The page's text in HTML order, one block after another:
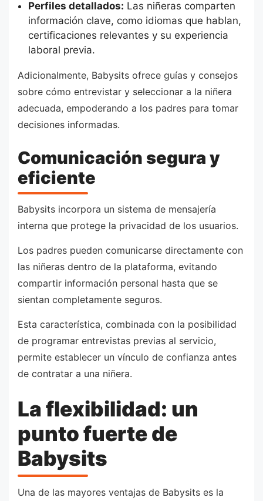
Perfiles detallados: Las niñeras comparten
información clave, como idiomas que hablan,
certificaciones relevantes y su experiencia
laboral previa.
Adicionalmente, Babysits ofrece guías y consejos
sobre cómo entrevistar y seleccionar a la niñera
adecuada, empoderando a los padres para tomar
decisiones informadas.
Comunicación segura y
eficiente
Babysits incorpora un sistema de mensajería
interna que protege la privacidad de los usuarios.
Los padres pueden comunicarse directamente con
las niñeras dentro de la plataforma, evitando
compartir información personal hasta que se
sientan completamente seguros.
Esta característica, combinada con la posibilidad
de programar entrevistas previas al servicio,
permite establecer un vínculo de confianza antes
de contratar a una niñera.
La flexibilidad: un
punto fuerte de
Babysits
Una de las mayores ventajas de Babysits es la